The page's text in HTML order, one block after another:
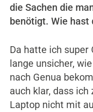
die Sachen die
benötigt. Wie hast
Da hatte ich super
lange unsicher,
nach Genua
auch klar, dass
Laptop nicht mit